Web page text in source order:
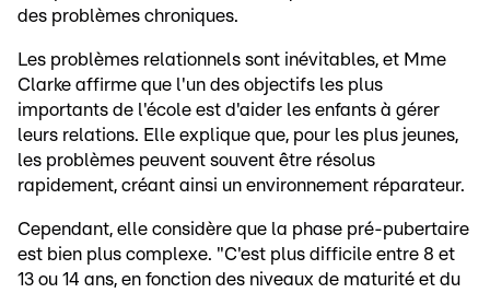
des problèmes chroniques.
Les problèmes relationnels sont inévitables, et Mme
Clarke affirme que l'un des objectifs les plus
importants de l'école est d'aider les enfants à gérer
leurs relations. Elle explique que, pour les plus jeunes,
les problèmes peuvent souvent être résolus
rapidement, créant ainsi un environnement réparateur.
Cependant, elle considère que la phase pré-pubertaire
est bien plus complexe. "C'est plus difficile entre 8 et
13 ou 14 ans, en fonction des niveaux de maturité et du